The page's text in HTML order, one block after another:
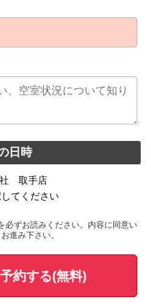
日時
社 取手店
てください
必ずお読みください。内容に同意い
進み下さい。
約する(無料)